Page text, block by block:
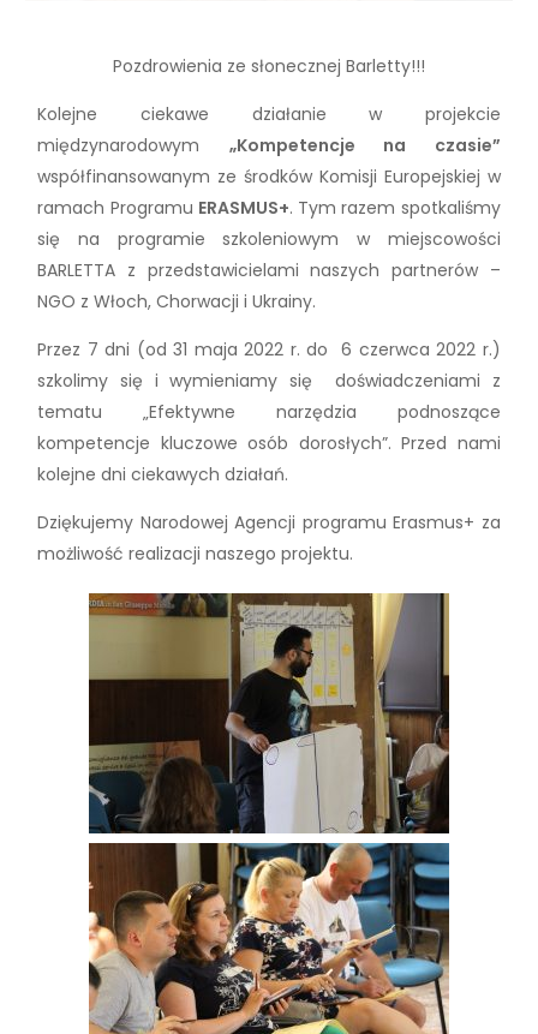
Pozdrowienia ze słonecznej Barletty!!!
Kolejne ciekawe działanie w projekcie
międzynarodowym „Kompetencje na czasie”
współfinansowanym ze środków Komisji Europejskiej w
ramach Programu ERASMUS+. Tym razem spotkaliśmy
się na programie szkoleniowym w miejscowości
BARLETTA z przedstawicielami naszych partnerów –
NGO z Włoch, Chorwacji i Ukrainy.
Przez 7 dni (od 31 maja 2022 r. do 6 czerwca 2022 r.)
szkolimy się i wymieniamy się doświadczeniami z
tematu „Efektywne narzędzia podnoszące
kompetencje kluczowe osób dorosłych”. Przed nami
kolejne dni ciekawych działań.
Dziękujemy Narodowej Agencji programu Erasmus+ za
możliwość realizacji naszego projektu.